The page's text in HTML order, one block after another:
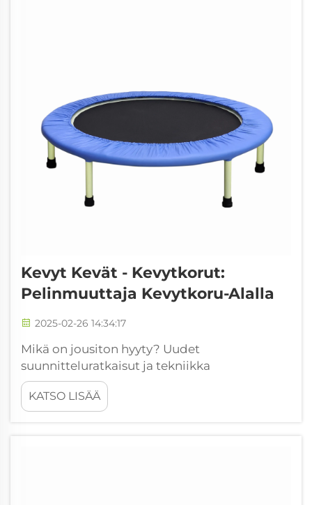
Kevyt Kevät - Kevytkorut:
Pelinmuuttaja Kevytkoru-Alalla
2025-02-26 14:34:17
Mikä on jousiton hyyty? Uudet
suunnitteluratkaisut ja tekniikka
jousittomissa malleissa Jousittomat hyytyt
merkitsevät todellista kehitystä siinä, miten
pomppii ympäriinsä, vaihtaen vanhat
KATSO LISÄÄ